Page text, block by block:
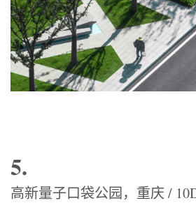
5.
高新量子口袋公园，重庆 /